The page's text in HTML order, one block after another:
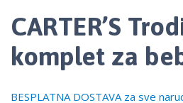
CARTER’S
komplet za
BESPLATNA DOSTAVA za sve